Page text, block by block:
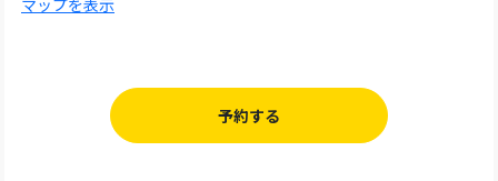
マップを表示
予約する